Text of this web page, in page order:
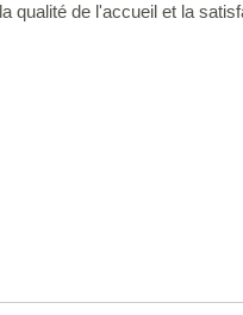
qualité de l'accueil et la